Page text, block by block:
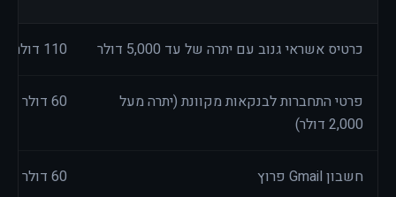
כרטיס אשראי גנוב עם יתרה של עד 5,000 דולר 110 דולר
פרטי התחברות לבנקאות מקוונת (יתרה מעל
2,000 דולר)
60 דולר
חשבון Gmail פרוץ 60 דולר